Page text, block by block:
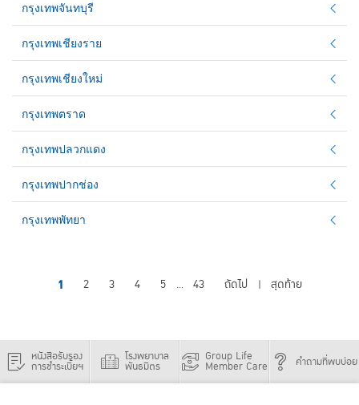
กรุงเทพจันทบุรี
กรุงเทพเชียงราย
กรุงเทพเชียงใหม่
กรุงเทพตราด
กรุงเทพปลวกแดง
กรุงเทพปากช่อง
กรุงเทพพัทยา
1 2 3 4 5 ... 43 ถัดไป | สุดท้าย
หนังสือรับรอง
การชำระเบี้ยฯ
โรงพยาบาล
พันธมิตร
Group Life
Member Care คำถามที่พบบ่อย